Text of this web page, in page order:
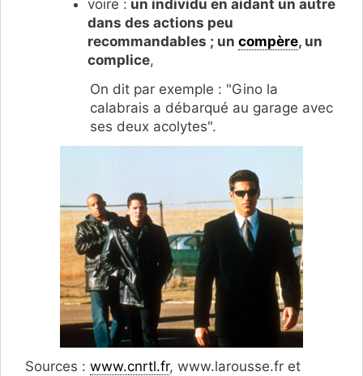
voire : un individu en aidant un autre
dans des actions peu
recommandables ; un compère, un
complice,
On dit par exemple : "Gino la
calabrais a débarqué au garage avec
ses deux acolytes".
Sources : www.cnrtl.fr, www.larousse.fr et